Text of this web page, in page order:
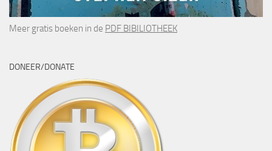
Meer gratis boeken in de PDF BIBILIOTHEEK
DONEER/DONATE